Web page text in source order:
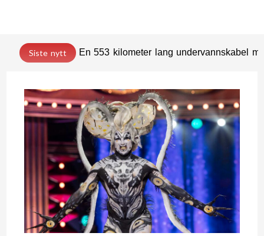
Siste nytt En 553 kilometer lang undervannskabel